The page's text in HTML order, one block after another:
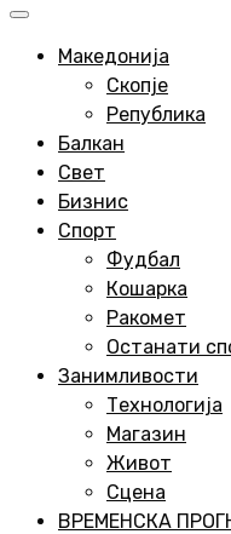
Primary
Македонија
Скопје
Република
Балкан
Свет
Бизнис
Спорт
Фудбал
Кошарка
Ракомет
Останати
Занимливости
Технологија
Магазин
Живот
Сцена
ВРЕМЕНСКА